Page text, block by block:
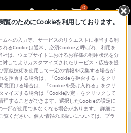
0
問い合わせ VGN シリーズ
取扱説明書 Q&A
のためにCookieを利用しております。
への入力等、サービスのリクエストに相当する利
るCookieは通常、必須Cookieと呼ばれ、利用を
は、ウェブサイトにおけるお客様の利用状況を分
してよりカスタマイズされたサービス・広告を提
類似技術を使用して一定の情報を収集する場合が
拒否する場合は、「Cookieを拒否する」をクリ
意頂ける場合は、「Cookieを受け入れる」をクリ
マイズする場合は「Cookie設定」をクリックして
理することができます。選択したCookieの設定に
部が使用できなくなる場合があります。 詳細に
ください。個人情報の取扱いについては、プラ